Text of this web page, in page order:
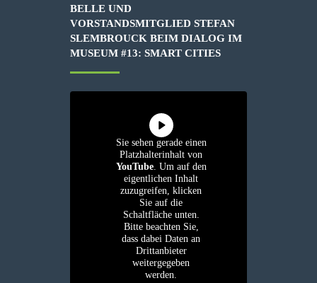
BELLE UND
VORSTANDSMITGLIED STEFAN
SLEMBROUCK BEIM DIALOG IM
MUSEUM #13: SMART CITIES
Sie sehen gerade einen
Platzhalterinhalt von
YouTube. Um auf den
eigentlichen Inhalt
zuzugreifen, klicken
Sie auf die
Schaltfläche unten.
Bitte beachten Sie,
dass dabei Daten an
Drittanbieter
weitergegeben
werden.